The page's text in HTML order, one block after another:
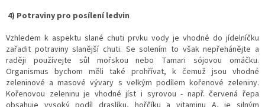
4) Potraviny pro posílení ledvin
Vzhledem k aspektu slané chuti prvku vody je vhodné do jídelníčku
zařadit potraviny slanější chuti. Se solením to však nepřehánějte a
raději používejte sůl mořskou nebo Tamari sójovou omáčku.
Organismus bychom měli také prohřívat, k čemuž jsou vhodné
zeleninové a masové vývary s velkým podílem kořenové zeleniny.
Kořenovou zeleninu je vhodné jíst i syrovou - např. červená řepa